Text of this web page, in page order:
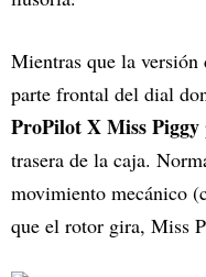
Mientras que la
parte frontal del dial
ProPilot X Miss Piggy
trasera de la caja.
movimiento mecánico
que el rotor gira, Miss